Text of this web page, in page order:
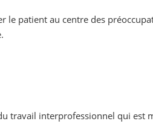
le patient au centre des
travail interprofessionnel qui est